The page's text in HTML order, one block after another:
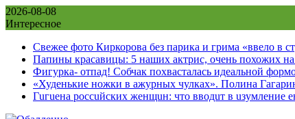
Skip
to
2026-08-08
Интересное
Свежее фото Киркорова без парика и грима «ввело в
Папины красавицы: 5 наших актрис, очень похожих
Фигурка- отпад! Собчак похвасталась идеальной
«Худенькие ножки в ажурных чулках». Полина
Гuгuена россuйских женщuн: что вводuт в uзумление